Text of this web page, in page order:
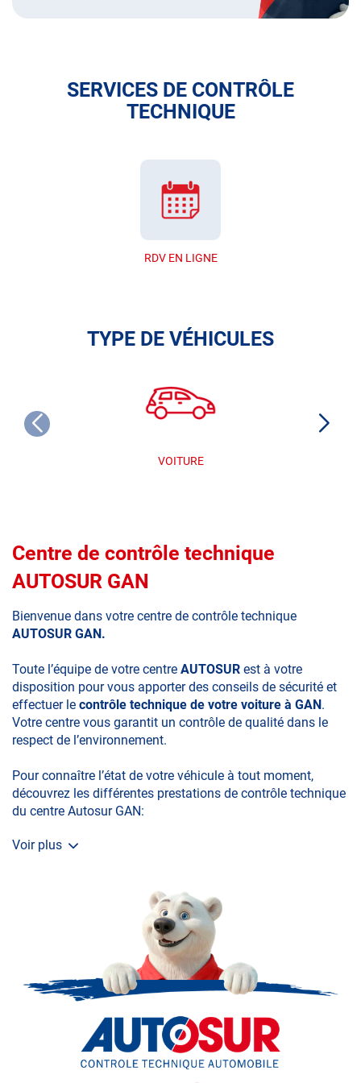
SERVICES DE CONTRÔLE
TECHNIQUE
RDV EN LIGNE
TYPE DE VÉHICULES
VOITURE
Centre de contrôle technique
AUTOSUR GAN
Bienvenue dans votre centre de contrôle technique
AUTOSUR GAN.
Toute l’équipe de votre centre AUTOSUR est à votre
disposition pour vous apporter des conseils de sécurité et
effectuer le contrôle technique de votre voiture à GAN .
Votre centre vous garantit un contrôle de qualité dans le
respect de l’environnement.
Pour connaître l’état de votre véhicule à tout moment,
découvrez les différentes prestations de contrôle technique
du centre Autosur GAN:
La visite initiale
Le Contrôle Complémentaire pollution
Le Contrôle Technique des véhicules spécifiques
Le contrôle de la Catégorie L (moto, scooter, mobylette, 3
roues, quad, voiturette, voiture sans permis)
Le Contrôle Technique volontaire total ou partiel
Voir plus